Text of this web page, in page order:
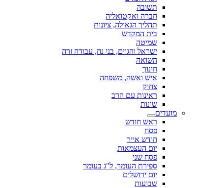
תשובה
חברה ואקטואליה
תהליך הגאולה, ציונות
בית המקדש
שמיטה
ישראל והגוים, בני נח, עבודה זרה
השואה
חינוך
איש ואשה, משפחה
צחוק
ראינות עם הרב
שונות
מועדים
ראש חודש
פסח
חודש אייר
יום העצמאות
פסח שני
ספירת העומר, ל"ג בעומר
יום ירושלים
שבועות